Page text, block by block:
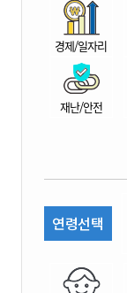
경제/일자리
재난/안전
연령선택